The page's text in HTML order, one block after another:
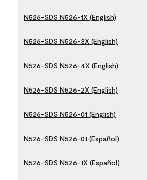
N526-SDS N526-1X (English)
N526-SDS N526-3X (English)
N526-SDS N526-4X (English)
N526-SDS N526-2X (English)
N526-SDS N526-01 (English)
N526-SDS N526-01 (Español)
N526-SDS N526-1X (Español)